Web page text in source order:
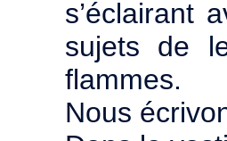
s’éclairant
sujets de
flammes.
Nous